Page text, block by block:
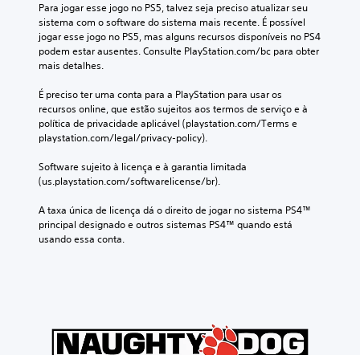
Para jogar esse jogo no PS5, talvez seja preciso atualizar seu
sistema com o software do sistema mais recente. É possível
jogar esse jogo no PS5, mas alguns recursos disponíveis no PS4
podem estar ausentes. Consulte PlayStation.com/bc para obter
mais detalhes.
É preciso ter uma conta para a PlayStation para usar os
recursos online, que estão sujeitos aos termos de serviço e à
política de privacidade aplicável (playstation.com/Terms e
playstation.com/legal/privacy-policy).
Software sujeito à licença e à garantia limitada
(us.playstation.com/softwarelicense/br).
A taxa única de licença dá o direito de jogar no sistema PS4™
principal designado e outros sistemas PS4™ quando está
usando essa conta.